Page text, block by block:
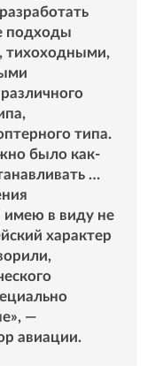
подходы
тихоходными,
типа.
было как-
…
имею в виду не
характер
—
авиации.